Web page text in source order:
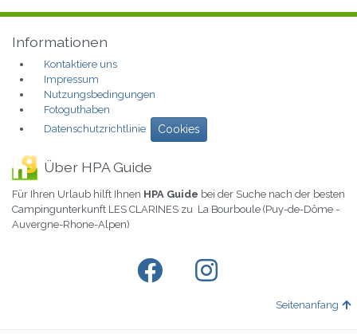
Informationen
Kontaktiere uns
Impressum
Nutzungsbedingungen
Fotoguthaben
Datenschutzrichtlinie
Cookies
Über HPA Guide
Für Ihren Urlaub hilft Ihnen HPA Guide bei der Suche nach der besten
Campingunterkunft LES CLARINES zu La Bourboule (Puy-de-Dôme -
Auvergne-Rhone-Alpen)
Seitenanfang